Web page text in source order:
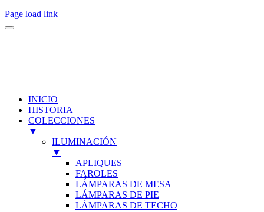
Page load link
INICIO
HISTORIA
COLECCIONES
▼
ILUMINACIÓN
▼
APLIQUES
FAROLES
LÁMPARAS DE MESA
LÁMPARAS DE PIE
LÁMPARAS DE TECHO